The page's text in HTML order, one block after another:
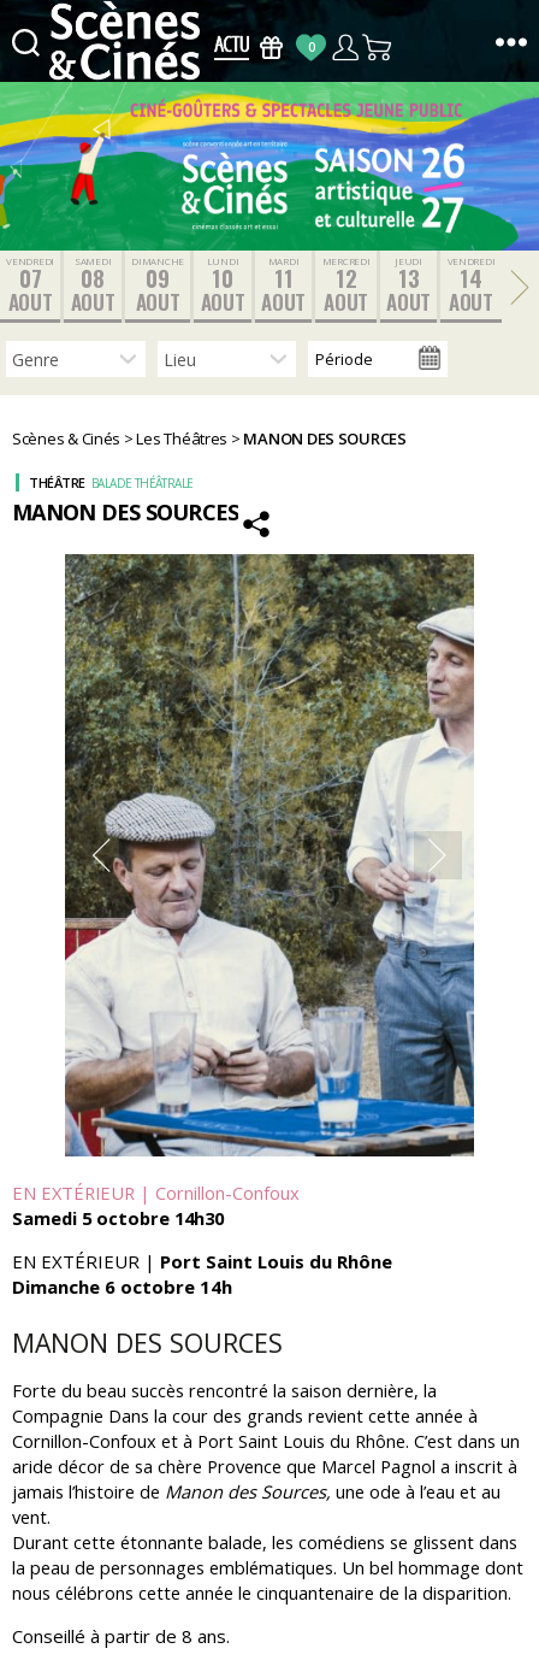
Scènes
&
Cinés
0
VENDREDI
07
AOUT
SAMEDI
08
AOUT
DIMANCHE
09
AOUT
LUNDI
10
AOUT
MARDI
11
AOUT
MERCREDI
12
AOUT
JEUDI
13
AOUT
VENDREDI
14
AOUT
Scènes & Cinés >Les Théâtres > MANON DES SOURCES
MANON DES SOURCES
THÉÂTRE BALADE THÉÂTRALE
EN EXTÉRIEUR | Cornillon-Confoux
Samedi 5 octobre 14h30
EN EXTÉRIEUR | Port Saint Louis du Rhône
Dimanche 6 octobre 14h
MANON DES SOURCES
Forte du beau succès rencontré la saison dernière, la
Compagnie Dans la cour des grands revient cette année à
Cornillon-Confoux et à Port Saint Louis du Rhône. C’est dans un
aride décor de sa chère Provence que Marcel Pagnol a inscrit à
jamais l’histoire de Manon des Sources, une ode à l’eau et au
vent.
Durant cette étonnante balade, les comédiens se glissent dans
la peau de personnages emblématiques. Un bel hommage dont
nous célébrons cette année le cinquan­tenaire de la disparition.
Conseillé à partir de 8 ans.